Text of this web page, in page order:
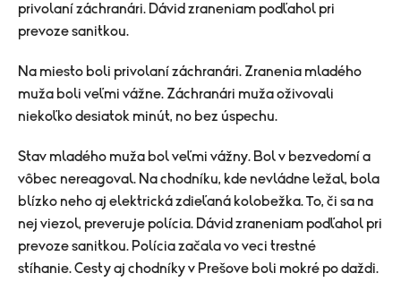
privolaní záchranári. Dávid zraneniam podľahol pri
prevoze sanitkou.
Na miesto boli privolaní záchranári. Zranenia mladého
muža boli veľmi vážne. Záchranári muža oživovali
niekoľko desiatok minút, no bez úspechu.
Stav mladého muža bol veľmi vážny. Bol v bezvedomí a
vôbec nereagoval. Na chodníku, kde nevládne ležal, bola
blízko neho aj elektrická zdieľaná kolobežka. To, či sa na
nej viezol, preveruje polícia. Dávid zraneniam podľahol pri
prevoze sanitkou. Polícia začala vo veci trestné
stíhanie. Cesty aj chodníky v Prešove boli mokré po daždi.